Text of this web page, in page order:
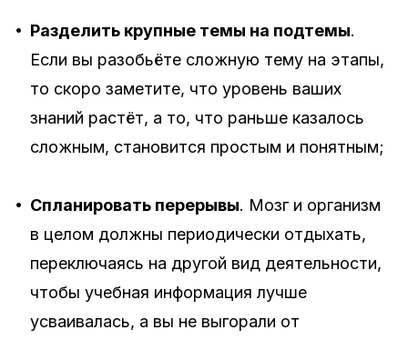
• Разделить крупные темы на подтемы.
Если вы разобьёте сложную тему на этапы,
то скоро заметите, что уровень ваших
знаний растёт, а то, что раньше казалось
сложным, становится простым и понятным;
• Спланировать перерывы. Мозг и организм
в целом должны периодически отдыхать,
переключаясь на другой вид деятельности,
чтобы учебная информация лучше
усваивалась, а вы не выгорали от